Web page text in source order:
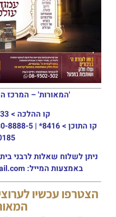
'המאורות' – המרכז
קו ההלכה > 03-915-3133
קו התוכן >
ניתן לשלוח שאלות לרבני
באמצעות המייל: sm088302222@gmail.com
הצטרפו עכשיו